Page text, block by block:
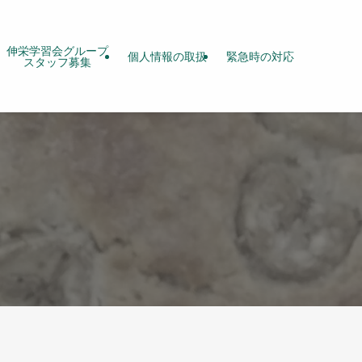
伸栄学習会グループ
スタッフ募集
個人情報の取扱 緊急時の対応